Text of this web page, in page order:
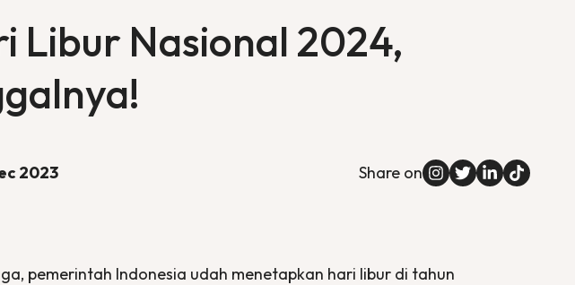
Libur Nasional 2024,
2023 Share on
pemerintah Indonesia udah menetapkan hari libur di tahun